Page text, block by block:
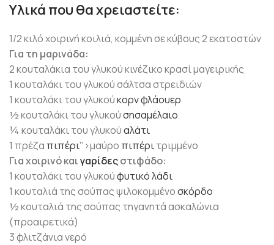
Υλικά που θα χρειαστείτε:
1/2 κιλό χοιρινή κοιλιά, κομμένη σε κύβους 2 εκατοστών
Για τη μαρινάδα:
2 κουταλάκια του γλυκού κινέζικο κρασί μαγειρικής
1 κουταλάκι του γλυκού σάλτσα στρειδιών
1 κουταλάκι του γλυκούκορν φλάουερ
½ κουταλάκι του γλυκούσησαμέλαιο
¼ κουταλάκι του γλυκούαλάτι
1 πρέζα πιπέρι">μαύρο πιπέριτριμμένο
Για χοιρινό καιγαρίδεςστιφάδο:
1 κουταλάκι του γλυκούφυτικό λάδι
1 κουταλιά της σούπας ψιλοκομμένοσκόρδο
½ κουταλιά της σούπας τηγανητά ασκαλώνια
(προαιρετικά)
3 φλιτζάνια νερό